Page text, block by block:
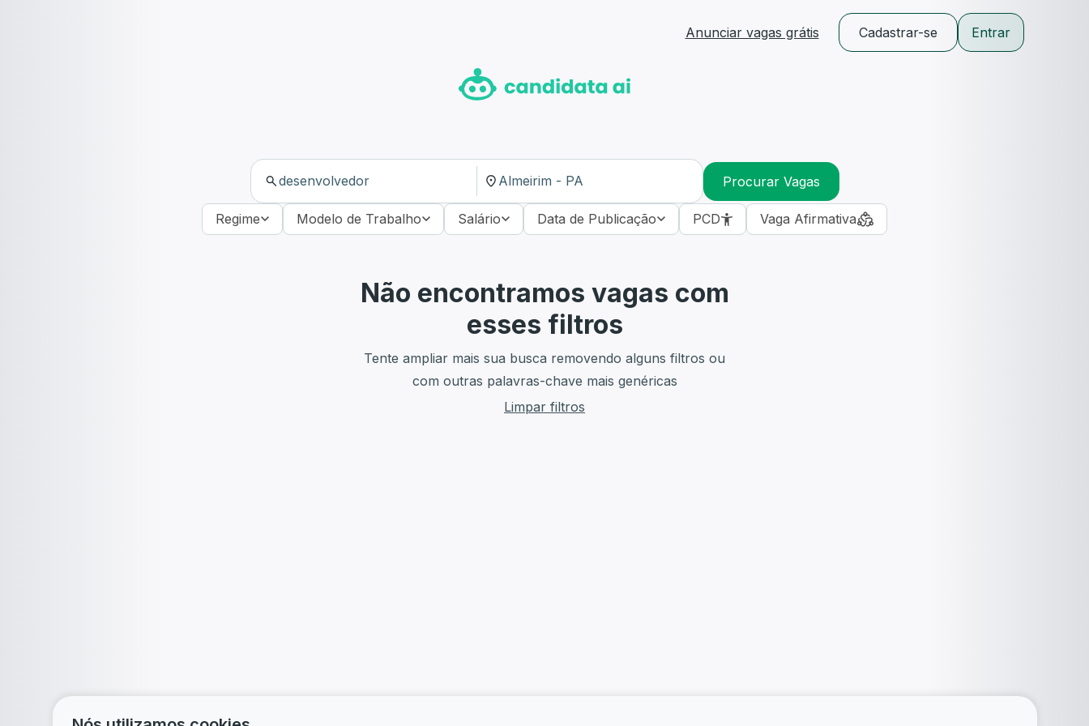
Anunciar vagas grátis Cadastrar-se Entrar
Procurar Vagas
Regime Modelo de Trabalho Salário Data de Publicação PCD Vaga Afirmativa
Não encontramos vagas com
esses filtros
Tente ampliar mais sua busca removendo alguns filtros ou
com outras palavras-chave mais genéricas
Limpar filtros